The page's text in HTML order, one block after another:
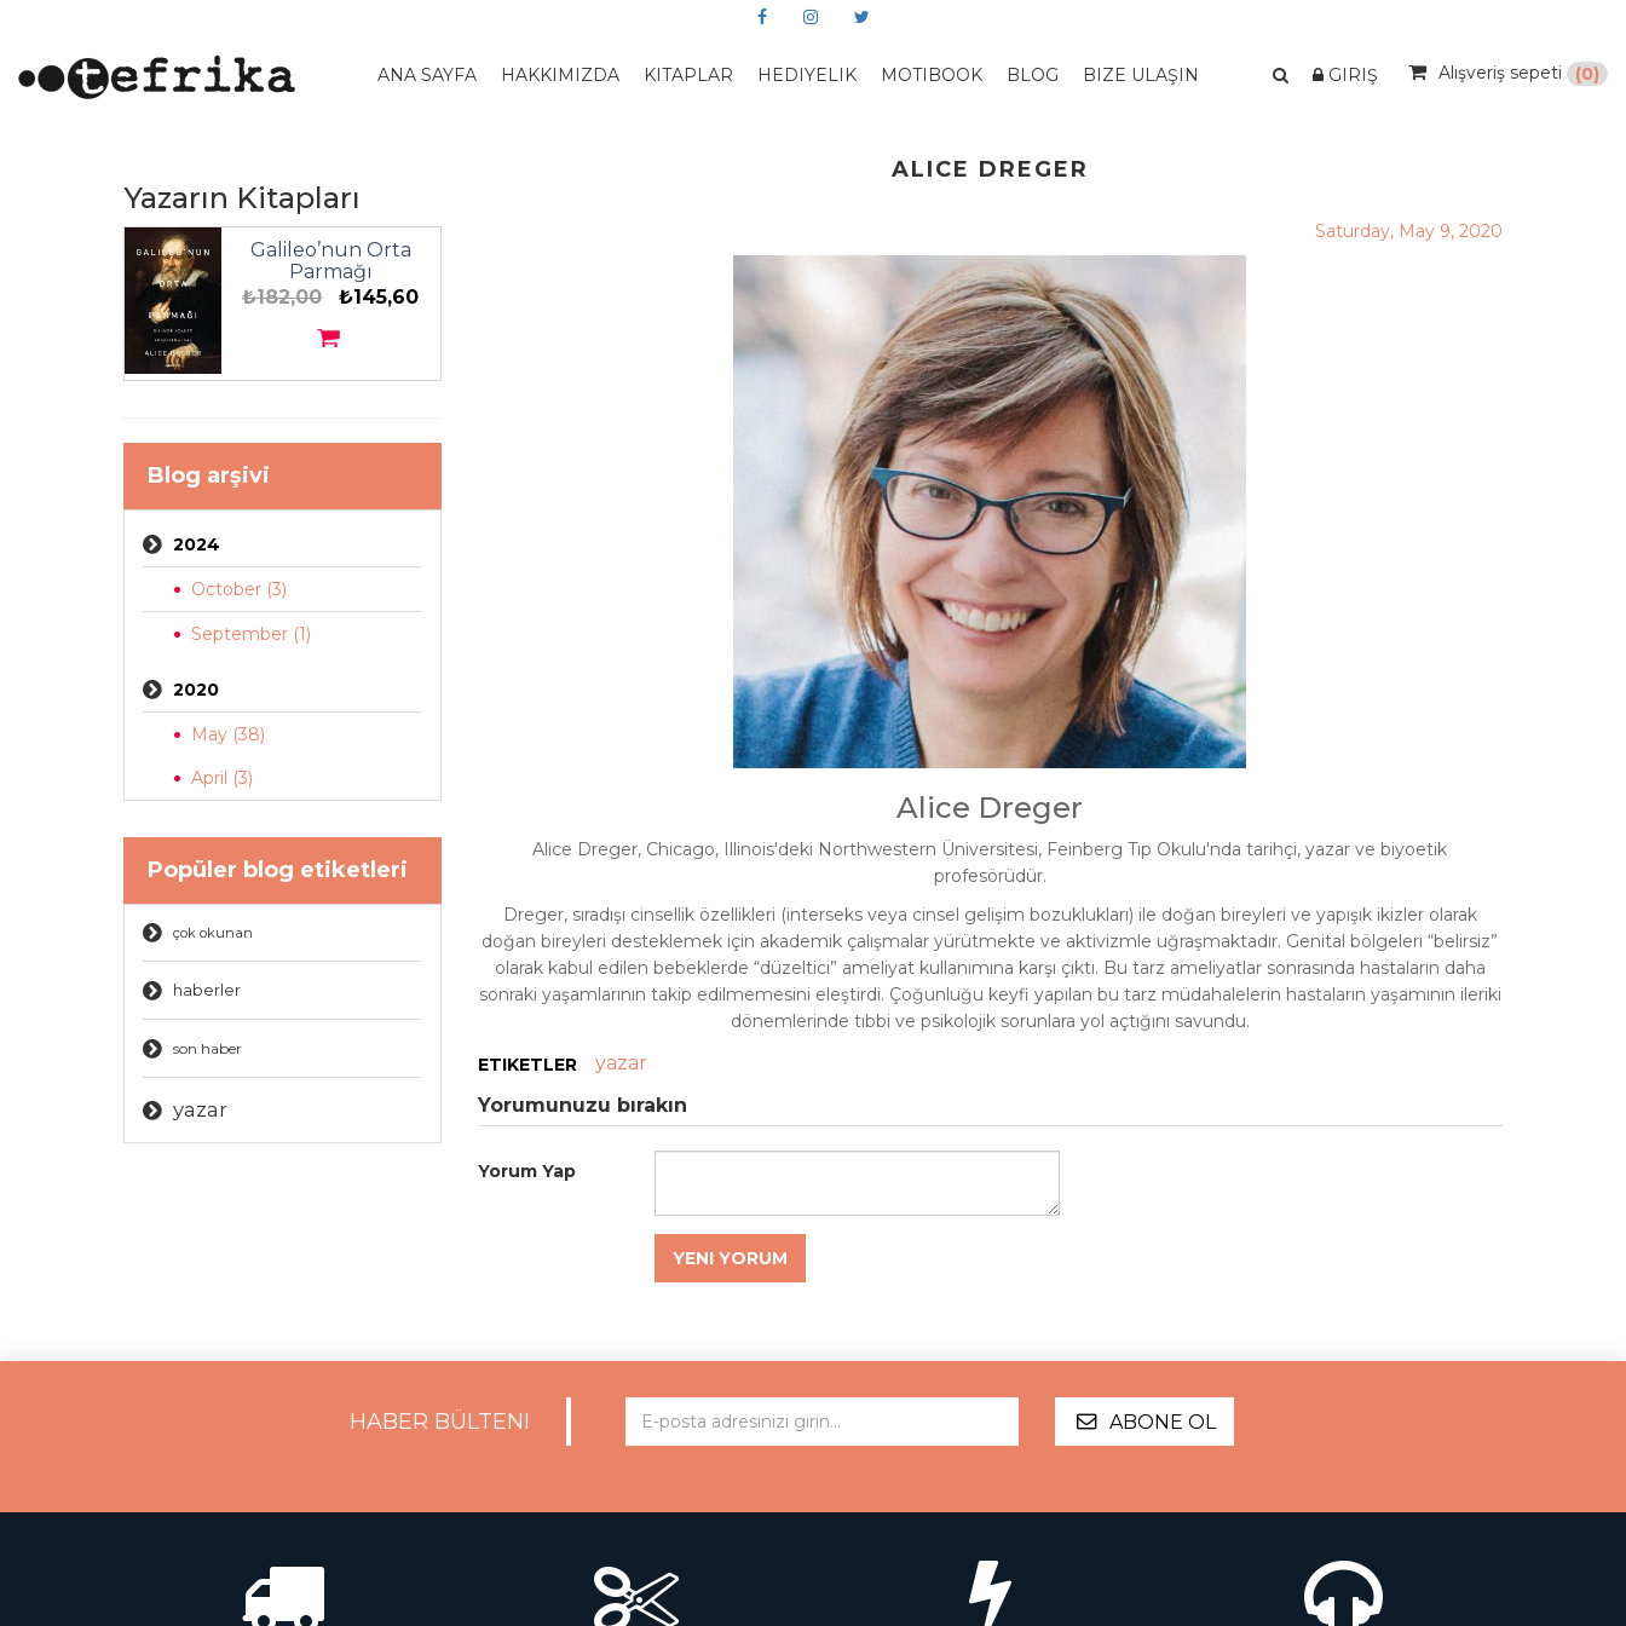
GIRIŞ Alışveriş sepeti (0)
ANA SAYFA HAKKIMIZDA KITAPLAR HEDIYELIK MOTIBOOK BLOG BIZE ULAŞIN
Yazarın Kitapları
Galileo’nun Orta
Parmağı
₺182,00
₺145,60
Blog arşivi
2024
October (3)
September (1)
2020
May (38)
April (3)
Popüler blog etiketleri
çok okunan
haberler
son haber
yazar
ALICE DREGER
Saturday, May 9, 2020
Alice Dreger
Alice Dreger, Chicago, Illinois'deki Northwestern Üniversitesi, Feinberg Tıp Okulu'nda tarihçi, yazar ve biyoetik
profesörüdür.
Dreger, sıradışı cinsellik özellikleri (interseks veya cinsel gelişim bozuklukları) ile doğan bireyleri ve yapışık ikizler olarak
doğan bireyleri desteklemek için akademik çalışmalar yürütmekte ve aktivizmle uğraşmaktadır. Genital bölgeleri “belirsiz”
olarak kabul edilen bebeklerde “düzeltici” ameliyat kullanımına karşı çıktı. Bu tarz ameliyatlar sonrasında hastaların daha
sonraki yaşamlarının takip edilmemesini eleştirdi. Çoğunluğu keyfi yapılan bu tarz müdahalelerin hastaların yaşamının ileriki
dönemlerinde tıbbi ve psikolojik sorunlara yol açtığını savundu.
ETIKETLER
yazar
Yorumunuzu bırakın
Yorum Yap
HABER BÜLTENI ABONE OL